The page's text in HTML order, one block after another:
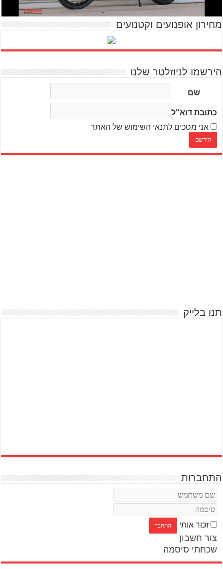
מחירון אופנועים וקטנועים
הירשמו לניוזלטר שלנו
שם
כתובת דוא"ל
אני מסכים לתנאי השימוש של האתר
תנו בלייק
התחברות
זכור אותי
צור חשבון
שכחתי סיסמה